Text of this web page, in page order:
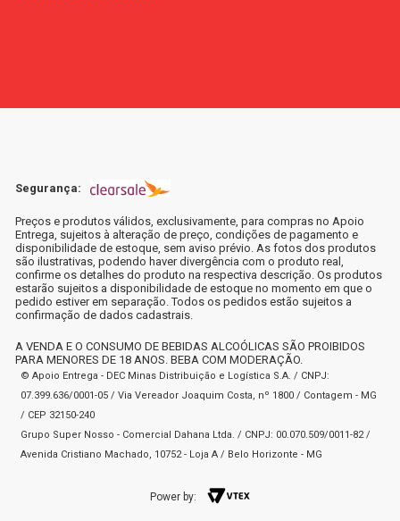
Segurança:
Preços e produtos válidos, exclusivamente, para compras no Apoio
Entrega, sujeitos à alteração de preço, condições de pagamento e
disponibilidade de estoque, sem aviso prévio. As fotos dos produtos
são ilustrativas, podendo haver divergência com o produto real,
confirme os detalhes do produto na respectiva descrição. Os produtos
estarão sujeitos a disponibilidade de estoque no momento em que o
pedido estiver em separação. Todos os pedidos estão sujeitos a
confirmação de dados cadastrais.
A VENDA E O CONSUMO DE BEBIDAS ALCOÓLICAS SÃO PROIBIDOS
PARA MENORES DE 18 ANOS. BEBA COM MODERAÇÃO.
© Apoio Entrega - DEC Minas Distribuição e Logística S.A. / CNPJ:
07.399.636/0001-05 / Via Vereador Joaquim Costa, nº 1800 / Contagem - MG
/ CEP 32150-240
Grupo Super Nosso - Comercial Dahana Ltda. / CNPJ: 00.070.509/0011-82 /
Avenida Cristiano Machado, 10752 - Loja A / Belo Horizonte - MG
Power by: